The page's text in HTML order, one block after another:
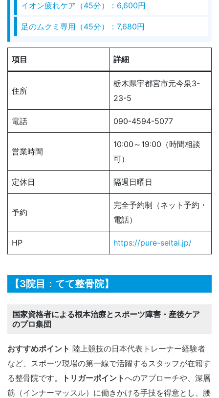
イオン疲れケア（45分）：6,600円
足のムクミ専用（45分）：7,680円
項目 詳細
住所
栃木県宇都宮市元今泉3-
23-5
電話 090-4594-5077
営業時間
10:00～19:00（時間相談
可）
定休日 隔週日曜日
予約
完全予約制（ネット予約・
電話）
HP https://pure-seitai.jp/
【3院目：てて整骨院】
国家資格者による根本治療とスポーツ障害・産後ケア
のプロ集団
おすすめポイント 陸上競技の日本代表トレーナー経験者
など、スポーツ現場の第一線で活躍するスタッフが在籍す
る整骨院です。
トリガーポイントへのアプローチや、深層
筋（インナーマッスル）に働きかける手技を得意とし、腰